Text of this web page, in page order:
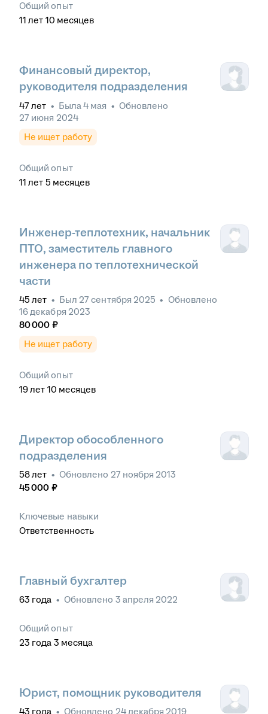
Общий опыт
11 лет 10 месяцев
Финансовый директор,
руководителя подразделения
47лет • Была4 мая • Обновлено
27 июня 2024
Не ищет работу
Общий опыт
11 лет 5 месяцев
Инженер-теплотехник, начальник
ПТО, заместитель главного
инженера по теплотехнической
части
45 лет • Был 27 сентября 2025 • Обновлено
16 декабря 2023
80 000 ₽
Не ищет работу
Общий опыт
19лет 10 месяцев
Директор обособленного
подразделения
58лет • Обновлено 27 ноября 2013
45 000 ₽
Ключевые навыки
Ответственность
Главный бухгалтер
63 года • Обновлено 3 апреля 2022
Общий опыт
23 года 3 месяца
Юрист, помощник руководителя
43 года • Обновлено 24 декабря 2019